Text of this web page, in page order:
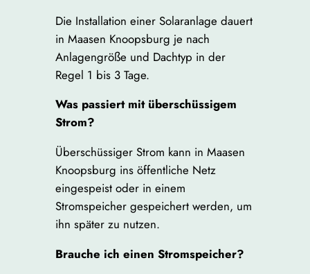
Die Installation einer Solaranlage dauert
in Maasen Knoopsburg je nach
Anlagengröße und Dachtyp in der
Regel 1 bis 3 Tage.
Was passiert mit überschüssigem
Strom?
Überschüssiger Strom kann in Maasen
Knoopsburg ins öffentliche Netz
eingespeist oder in einem
Stromspeicher gespeichert werden, um
ihn später zu nutzen.
Brauche ich einen Stromspeicher?